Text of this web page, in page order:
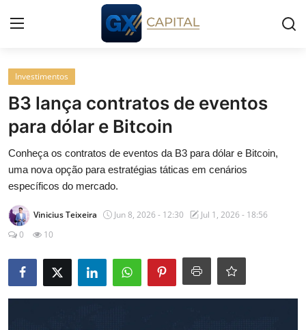
Entrar
Cursos
Simuladores
Wealth
Contato
Investimentos
B3 lança contratos de eventos
para dólar e Bitcoin
Conheça os contratos de eventos da B3 para dólar e Bitcoin,
uma nova opção para estratégias táticas em cenários
específicos do mercado.
Vinicius Teixeira Jun 8, 2026 - 12:30
Jul 1, 2026 - 18:56
0
10